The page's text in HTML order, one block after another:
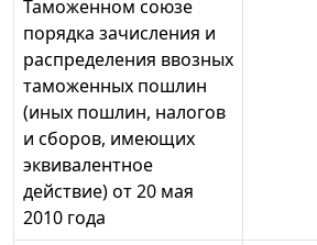
Таможенном союзе
порядка зачисления и
распределения ввозных
таможенных пошлин
(иных пошлин, налогов
и сборов, имеющих
эквивалентное
действие) от 20 мая
2010 года